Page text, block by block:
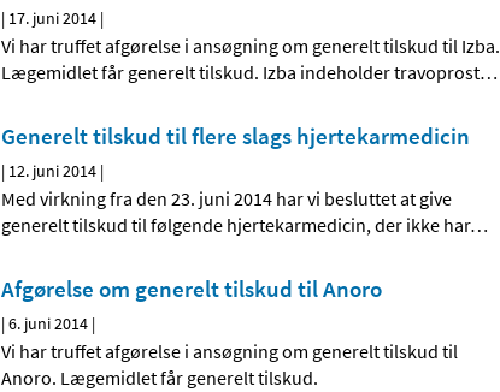
| 17. juni 2014 |
Vi har truffet afgørelse i ansøgning om generelt tilskud til Izba.
Lægemidlet får generelt tilskud. Izba indeholder travoprost…
Generelt tilskud til flere slags hjertekarmedicin
| 12. juni 2014 |
Med virkning fra den 23. juni 2014 har vi besluttet at give
generelt tilskud til følgende hjertekarmedicin, der ikke har…
Afgørelse om generelt tilskud til Anoro
|6. juni 2014 |
Vi har truffet afgørelse i ansøgning om generelt tilskud til
Anoro. Lægemidlet får generelt tilskud.